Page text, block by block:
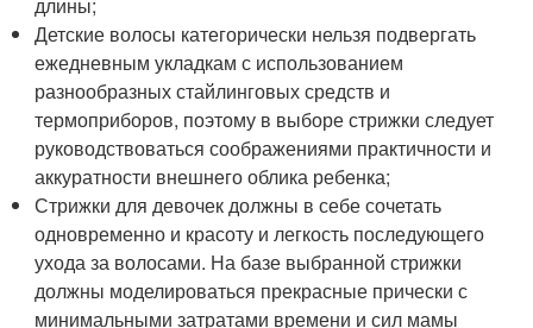
Детские волосы категорически нельзя подвергать
ежедневным укладкам с использованием
разнообразных стайлинговых средств и
термоприборов, поэтому в выборе стрижки следует
руководствоваться соображениями практичности и
аккуратности внешнего облика ребенка;
Стрижки для девочек должны в себе сочетать
одновременно и красоту и легкость последующего
ухода за волосами. На базе выбранной стрижки
должны моделироваться прекрасные прически с
минимальными затратами времени и сил мамы